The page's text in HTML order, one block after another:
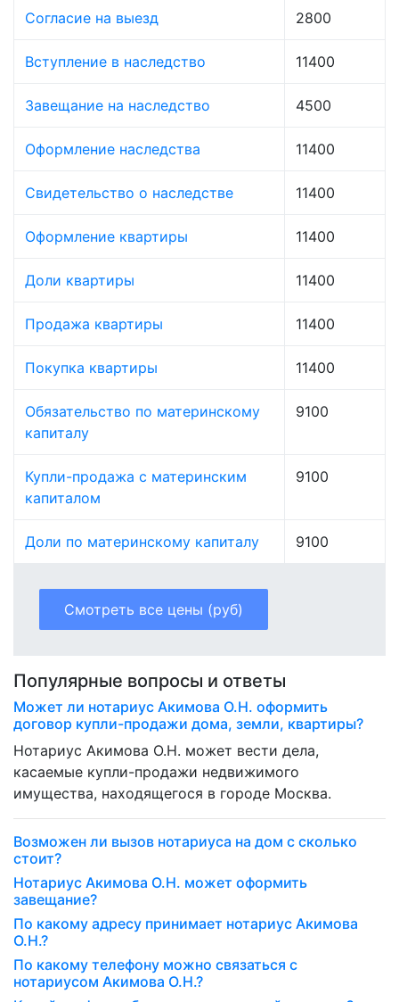
Согласие на выезд 2800
Вступление в наследство 11400
Завещание на наследство 4500
Оформление наследства 11400
Свидетельство о наследстве 11400
Оформление квартиры 11400
Доли квартиры 11400
Продажа квартиры 11400
Покупка квартиры 11400
Обязательство по материнскому
капиталу
9100
Купли-продажа с материнским
капиталом
9100
Доли по материнскому капиталу 9100
Смотреть все цены (руб)
Популярные вопросы и ответы
Может ли нотариус Акимова О.Н. оформить
договор купли-продажи дома, земли, квартиры?
Нотариус Акимова О.Н. может вести дела,
касаемые купли-продажи недвижимого
имущества, находящегося в городе Москва.
Возможен ли вызов нотариуса на дом с сколько
стоит?
Нотариус Акимова О.Н. может оформить
завещание?
По какому адресу принимает нотариус Акимова
О.Н.?
По какому телефону можно связаться с
нотариусом Акимова О.Н.?